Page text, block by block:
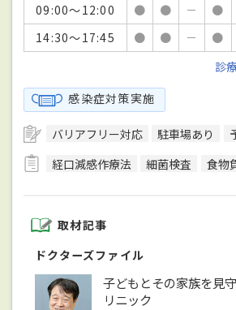
09:00～12:00
● ● － ●
14:30～17:45
● ● － ●
診
感染症対策実施
バリアフリー対応 駐車場あり
経口減感作療法
細菌検査 食物
取材記事
ドクターズファイル
子どもとその家族を見
リニック